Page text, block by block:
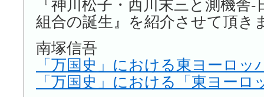
『神川松子・西川末三と測機舎
組合の誕生』を紹介させて頂き
南塚信吾
「万国史」における東ヨーロ
「万国史」における「東ヨーロ